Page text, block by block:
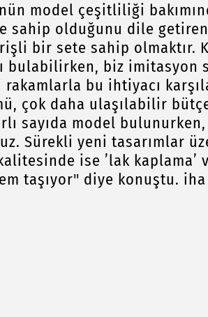
model çeşitliliği
sahip olduğunu dile
bir sete sahip olmaktır.
bulabilirken, biz imitasyon
rakamlarla bu ihtiyacı
çok daha ulaşılabilir
sayıda model
Sürekli yeni tasarımlar
ise ’lak kaplama’
taşıyor" diye konuştu. iha